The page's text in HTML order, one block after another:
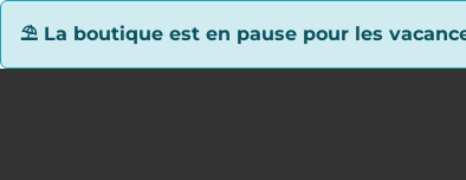
⛱ La boutique est en pause pour les
Panneau de gestion des cookies